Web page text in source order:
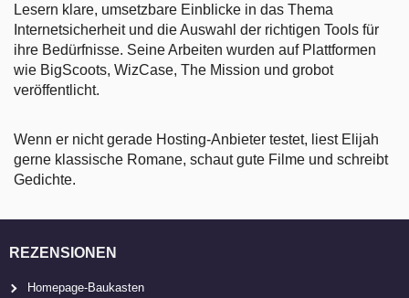
Lesern klare, umsetzbare Einblicke in das Thema
Internetsicherheit und die Auswahl der richtigen Tools für
ihre Bedürfnisse. Seine Arbeiten wurden auf Plattformen
wie BigScoots, WizCase, The Mission und grobot
veröffentlicht.
Wenn er nicht gerade Hosting-Anbieter testet, liest Elijah
gerne klassische Romane, schaut gute Filme und schreibt
Gedichte.
REZENSIONEN
Homepage-Baukasten